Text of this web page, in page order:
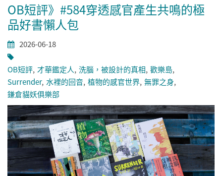
OB短評》#584穿透感官產生共鳴的極
品好書懶人包
2026-06-18
OB短評 才華鑑定人 洗腦，被設計的真相 歡樂島
Surrender 水裡的回音 植物的感官世界 無罪之身
鎌倉貓妖俱樂部